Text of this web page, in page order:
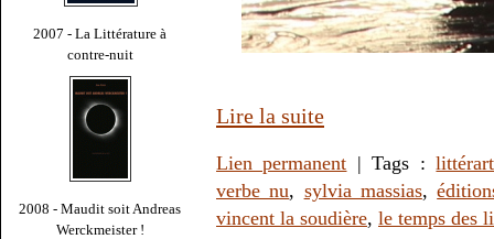
2007 - La Littérature à
contre-nuit
2008 - Maudit soit Andreas
Werckmeister !
Lire la suite
Lien permanent | Tags :
verbe nu, sylvia massias,
vincent la soudière, le temps des